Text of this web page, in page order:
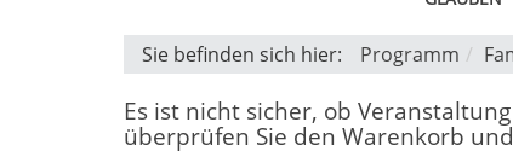
Sie befinden sich hier: Programm
Es ist nicht sicher, ob
überprüfen Sie den Warenkorb